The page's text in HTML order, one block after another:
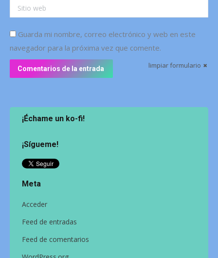
Sitio web
Guarda mi nombre, correo electrónico y web en este
navegador para la próxima vez que comente.
limpiar formulario
Comentarios de la entrada
¡Échame un ko-fi!
¡Sígueme!
Meta
Acceder
Feed de entradas
Feed de comentarios